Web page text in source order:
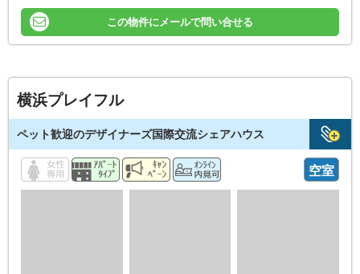
この物件にメールで問い合せる
横浜プレイフル
ペット歓迎のデザイナーズ国際交流シェアハウス
空室